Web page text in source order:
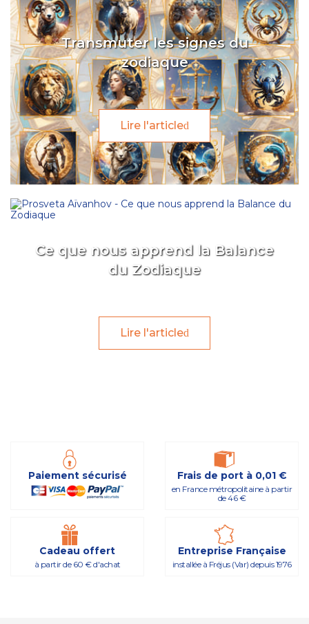
Transmuter les signes du
zodiaque
Lire l'article
Ce que nous apprend la Balance
du Zodiaque
Lire l'article
Paiement sécurisé Frais de port à 0,01 €
en France métropolitaine à partir
de 46 €
Cadeau offert
à partir de 60 € d'achat
Entreprise Française
installée à Fréjus (Var) depuis 1976